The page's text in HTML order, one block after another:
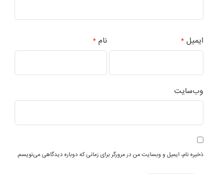
نام * ایمیل*
وب‌سایت
ذخیره نام، ایمیل و وبسایت من در مرورگر برای زمانی که دوباره دیدگاهی می‌نویسم.